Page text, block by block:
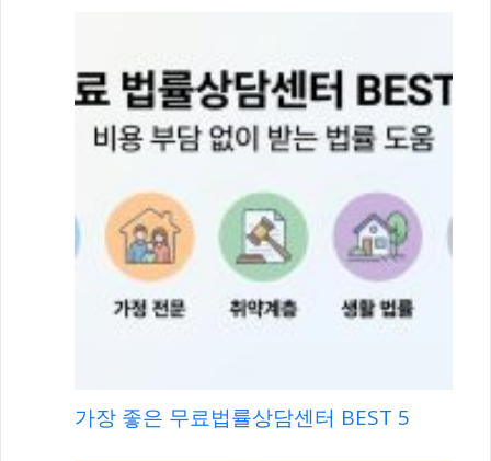
가장 좋은 무료법률상담센터 BEST 5